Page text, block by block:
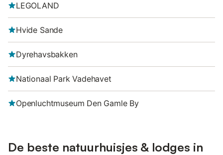
LEGOLAND
Hvide Sande
Dyrehavsbakken
Nationaal Park Vadehavet
Openluchtmuseum Den Gamle By
De beste natuurhuisjes & lodges in